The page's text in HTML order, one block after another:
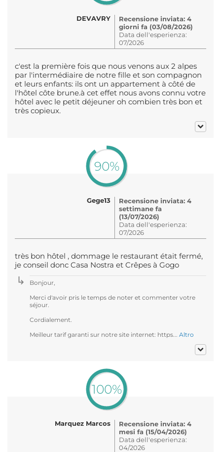
DEVAVRY
Recensione inviata: 4
giorni fa (03/08/2026)
Data dell'esperienza:
07/2026
c'est la première fois que nous venons aux 2 alpes
par l'intermédiaire de notre fille et son compagnon
et leurs enfants: ils ont un appartement à côté de
l'hôtel côte brune.à cet effet nous avons connu votre
hôtel avec le petit déjeuner oh combien très bon et
très copieux.
90%
Gege13
Recensione inviata: 4
settimane fa
(13/07/2026)
Data dell'esperienza:
07/2026
très bon hôtel , dommage le restaurant était fermé,
je conseil donc Casa Nostra et Crêpes à Gogo
Bonjour,
Merci d'avoir pris le temps de noter et commenter votre
séjour.
Cordialement.
Meilleur tarif garanti sur notre site internet: https... Altro
100%
Marquez Marcos
Recensione inviata: 4
mesi fa (15/04/2026)
Data dell'esperienza:
04/2026